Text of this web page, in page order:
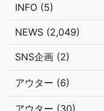
INFO (5)
NEWS (2,049)
SNS企画 (2)
アウター (6)
アウター (30)